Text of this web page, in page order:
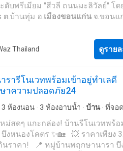
บพรีเมียม "สีวลี ถนนมะลิวัลย์" โด
ต.บ้านทุ่ม อ. เมืองขอนแก่น จ.ขอนแ
ง ตำแหน่งบ้านพิเศษ อยู่โซนติดสวน
ครงการ และอยู่ในซอยไพรเวทมีบ้า
นอนด้านล่าง) สถานที่สำคัญใกล้
าธิตมหาวิทยาลัยขอนแก่น โรงพยาบ
บาท (ค่าใช้
คนละครึ่ง) ข้อมูลติดต่อ: คุณแม็ก:
@-----o #ขายบ้านขอนแก่น #
ก่น #ขายบ้านสีวลีมะลิวัลย์ #บ้านใ
Thailand ดูราย
รารีโนเวทพร้อมเข้าอยู่ทำเลดี
าความปลอดภัย24
3 ห้องนอน · 3 ห้องอาบน้ำ · บ้าน · ที่จอ
ลานระเบียง สวน ·ยิม ·ห้องทำงาน
หม่สดๆ แกะกล่อง! บ้านรีโนเวทพร้อ
งหนองโคตร ✨🏡 💥 ราคาเพียง
นราคา! 📍 หมู่บ้านพฤกษานารา บึง